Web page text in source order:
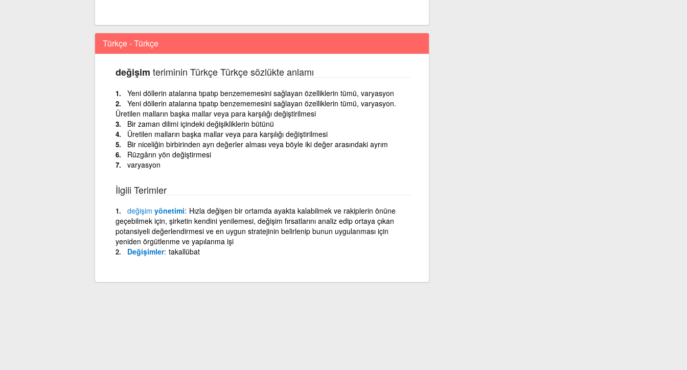
Türkçe - Türkçe
değişim teriminin Türkçe Türkçe sözlükte anlamı
Yeni döllerin atalarına tıpatıp benzememesini sağlayan özelliklerin tümü, varyasyon
Yeni döllerin atalarına tıpatıp benzememesini sağlayan özelliklerin tümü, varyasyon.
Üretilen malların başka mallar veya para karşılığı değiştirilmesi
Bir zaman dilimi içindeki değişikliklerin bütünü
Üretilen malların başka mallar veya para karşılığı değiştirilmesi
Bir niceliğin birbirinden ayrı değerler alması veya böyle iki değer arasındaki ayrım
Rüzgârın yön değiştirmesi
varyasyon
İlgili Terimler
değişim yönetimi Hızla değişen bir ortamda ayakta kalabilmek ve rakiplerin önüne
geçebilmek için, şirketin kendini yenilemesi, değişim fırsatlarını analiz edip ortaya çıkan
potansiyeli değerlendirmesi ve en uygun stratejinin belirlenip bunun uygulanması için
yeniden örgütlenme ve yapılanma işi
Değişimler takallübat